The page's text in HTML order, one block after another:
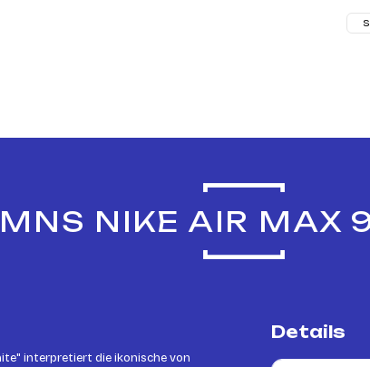
NIKE AIR MAX
interpretiert die ikonische von
Details